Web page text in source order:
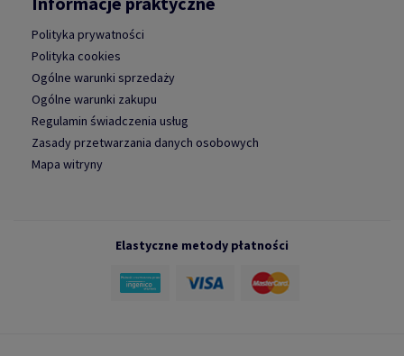
Polityka prywatności
Polityka cookies
Ogólne warunki sprzedaży
Ogólne warunki zakupu
Regulamin świadczenia usług
Zasady przetwarzania danych osobowych
Mapa witryny
Elastyczne metody płatności